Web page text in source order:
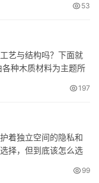
盛行的现在，大部分
会发黄？ 当然不会…
53
艺与结构吗？下面就
种木质材料为主题所
速度极快，其品种、
的称呼有很多，什么
197
着独立空间的隐私和
择，但到底该怎么选
选用橡胶木、胡桃木、
99